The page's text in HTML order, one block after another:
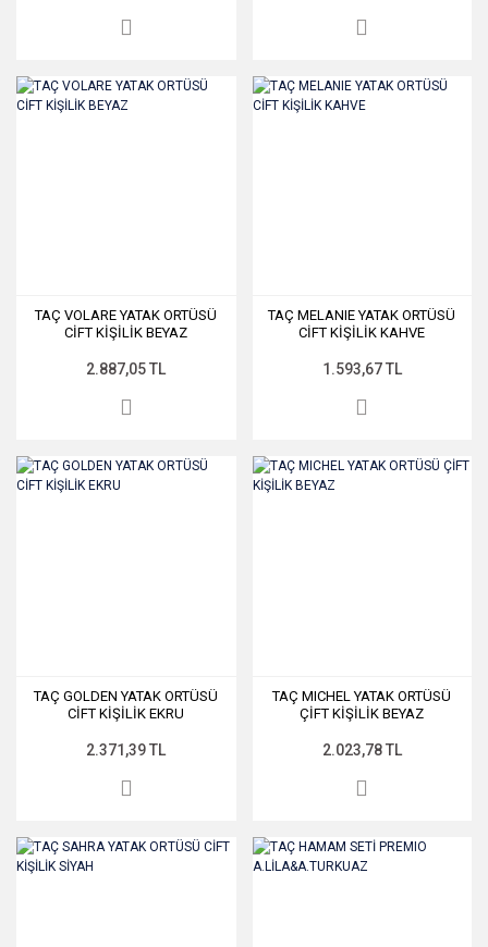
TAÇ VOLARE YATAK ORTÜSÜ
CİFT KİŞİLİK BEYAZ
2.887,05 TL
TAÇ MELANIE YATAK ORTÜSÜ
CİFT KİŞİLİK KAHVE
1.593,67 TL
TAÇ GOLDEN YATAK ORTÜSÜ
CİFT KİŞİLİK EKRU
2.371,39 TL
TAÇ MICHEL YATAK ORTÜSÜ
ÇİFT KİŞİLİK BEYAZ
2.023,78 TL